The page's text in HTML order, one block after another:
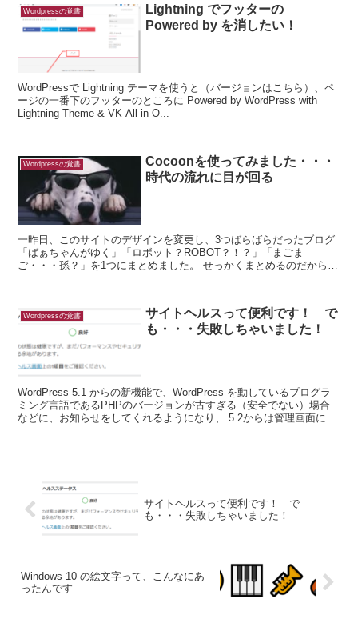
Wordpressの覚書
Lightning でフッターの
Powered by を消したい！
WordPressで Lightning テーマを使うと（バージョンはこちら）、ペ
ージの一番下のフッターのところに Powered by WordPress with
Lightning Theme & VK All in O...
Wordpressの覚書
Cocoonを使ってみました・・・
時代の流れに目が回る
一昨日、このサイトのデザインを変更し、3つばらばらだったブログ
「ばぁちゃんがゆく」「ロボット？ROBOT？！？」「まごま
ご・・・孫？」を1つにまとめました。 せっかくまとめるのだから、
Wordpressの覚書
サイトヘルスって便利です！ で
も・・・失敗しちゃいました！
WordPress 5.1 からの新機能で、WordPress を動しているプログラ
ミング言語であるPHPのバージョンが古すぎる（安全でない）場合
などに、お知らせをしてくれるようになり、 5.2からは管理画面に
サイトヘルスって便利です！ で
も・・・失敗しちゃいました！
Windows 10 の絵文字って、こんなにあ
ったんです